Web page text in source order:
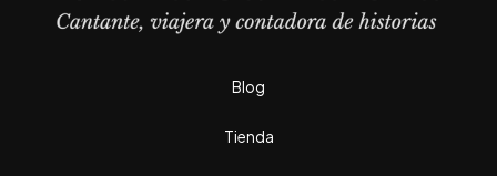
Blog
Tienda